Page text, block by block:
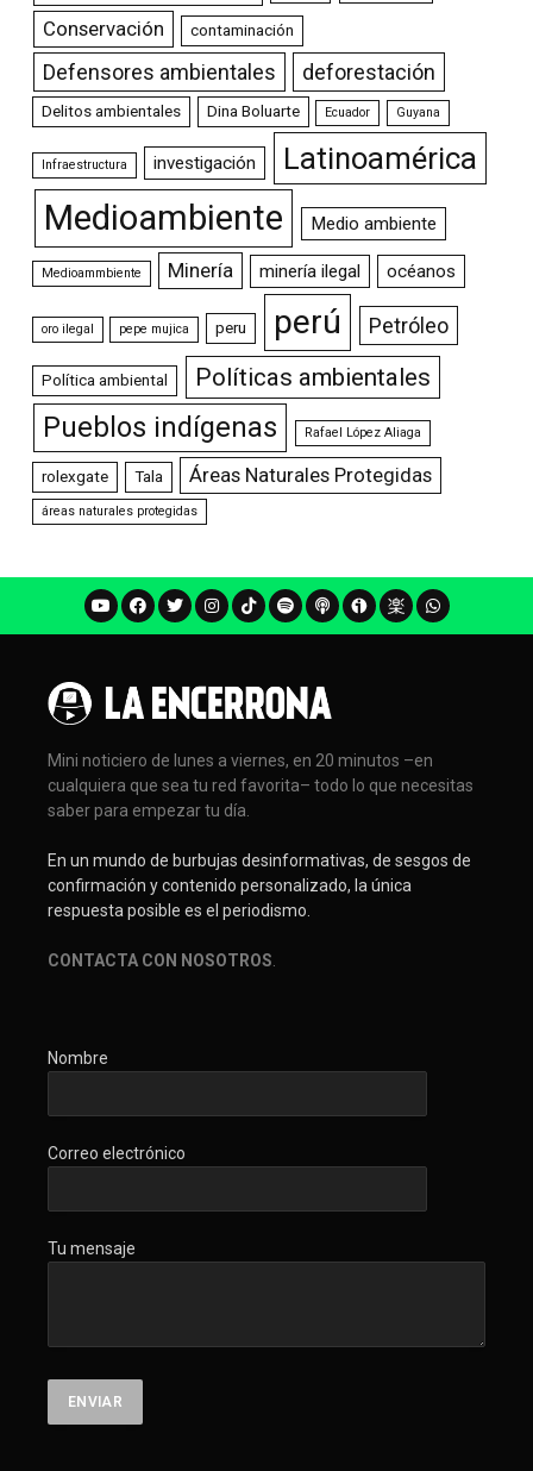
Conservación contaminación
Defensores ambientales deforestación
Delitos ambientales Dina Boluarte Ecuador Guyana
Infraestructura investigación Latinoamérica
Medioambiente Medio ambiente
Medioammbiente Minería minería ilegal océanos
oro ilegal pepe mujica peru perú Petróleo
Política ambiental Políticas ambientales
Pueblos indígenas Rafael López Aliaga
rolexgate Tala Áreas Naturales Protegidas
áreas naturales protegidas
Mini noticiero de lunes a viernes, en 20 minutos –en
cualquiera que sea tu red favorita– todo lo que necesitas
saber para empezar tu día.
En un mundo de burbujas desinformativas, de sesgos de
confirmación y contenido personalizado, la única
respuesta posible es el periodismo.
CONTACTA CON NOSOTROS
Nombre
Correo electrónico
Tu mensaje